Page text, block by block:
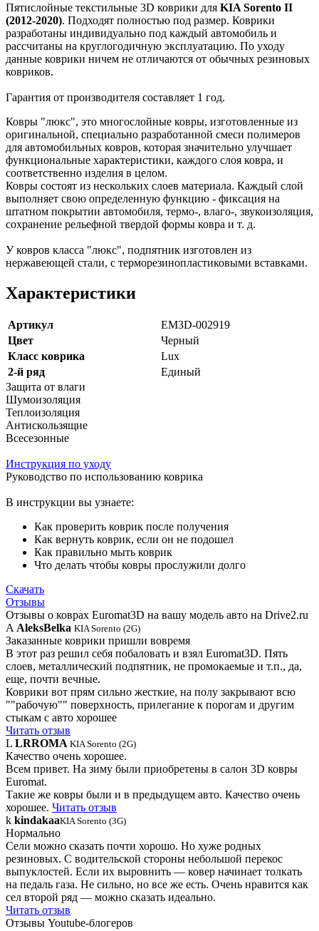
Пятислойные текстильные 3D коврики для KIA Sorento II
(2012-2020). Подходят полностью под размер. Коврики
разработаны индивидуально под каждый автомобиль и
раcсчитаны на круглогодичную эксплуатацию. По уходу
данные коврики ничем не отличаются от обычных резиновых
ковриков.
Гарантия от производителя составляет 1 год.
Ковры "люкс", это многослойные ковры, изготовленные из
оригинальной, специально разработанной смеси полимеров
для автомобильных ковров, которая значительно улучшает
функциональные характеристики, каждого слоя ковра, и
соответственно изделия в целом.
Ковры состоят из нескольких слоев материала. Каждый слой
выполняет свою определенную функцию - фиксация на
штатном покрытии автомобиля, термо-, влаго-, звукоизоляция,
сохранение рельефной твердой формы ковра и т. д.
У ковров класса "люкс", подпятник изготовлен из
нержавеющей стали, с терморезинопластиковыми вставками.
Характеристики
Артикул
EM3D-002919
Цвет
Черный
Класс коврика
Lux
2-й ряд
Единый
Защита от влаги
Шумоизоляция
Теплоизоляция
Антискользящие
Всесезонные
Инструкция по уходу
Руководство по использованию коврика
В инструкции вы узнаете:
Как проверить коврик после получения
Как вернуть коврик, если он не подошел
Как правильно мыть коврик
Что делать чтобы ковры прослужили долго
Скачать
Отзывы
Отзывы о коврах Euromat3D на вашу модель авто на Drive2.ru
A AleksBelka KIA Sorento (2G)
Заказанные коврики пришли вовремя
В этот раз решил себя побаловать и взял Euromat3D. Пять
слоев, металлический подпятник, не промокаемые и т.п., да,
еще, почти вечные.
Коврики вот прям сильно жесткие, на полу закрывают всю
""рабочую"" поверхность, прилегание к порогам и другим
стыкам с авто хорошее
Читать отзыв
L LRROMA KIA Sorento (2G)
Качество очень хорошее.
Всем привет. На зиму были приобретены в салон 3D ковры
Euromat.
Такие же ковры были и в предыдущем авто. Качество очень
хорошее. Читать отзыв
k kindakaaKIA Sorento (3G)
Нормально
Сели можно сказать почти хорошо. Но хуже родных
резиновых. С водительской стороны небольшой перекос
выпуклостей. Если их выровнить — ковер начинает толкать
на педаль газа. Не сильно, но все же есть. Очень нравится как
сел второй ряд — можно сказать идеально.
Читать отзыв
Отзывы Youtube-блогеров